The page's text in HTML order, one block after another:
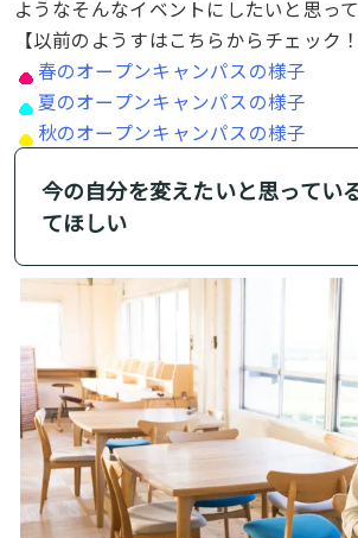
ようなそんなイベントにしたいと思って
【以前のようすはこちらからチェック！
春のオープンキャンパスの様子
夏のオープンキャンパスの様子
秋のオープンキャンパスの様子
今の自分を変えたいと思ってい
てほしい